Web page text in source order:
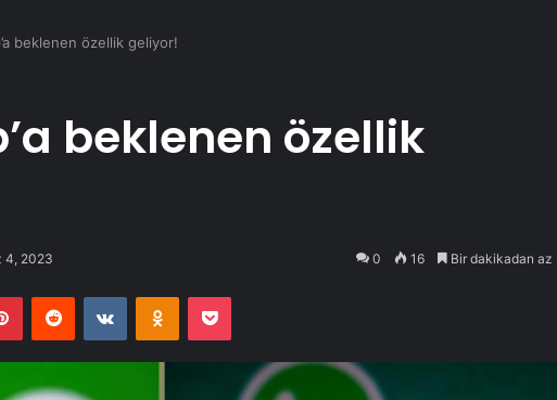
beklenen özellik geliyor!
beklenen özellik
4, 2023 0 16 Bir dakikadan az
PinterestReddit VKontakteOdnoklassniki
Pocket